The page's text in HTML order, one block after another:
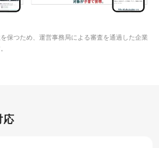
55SEO DX
保つため、運営事務局による審査を通過した企業
応